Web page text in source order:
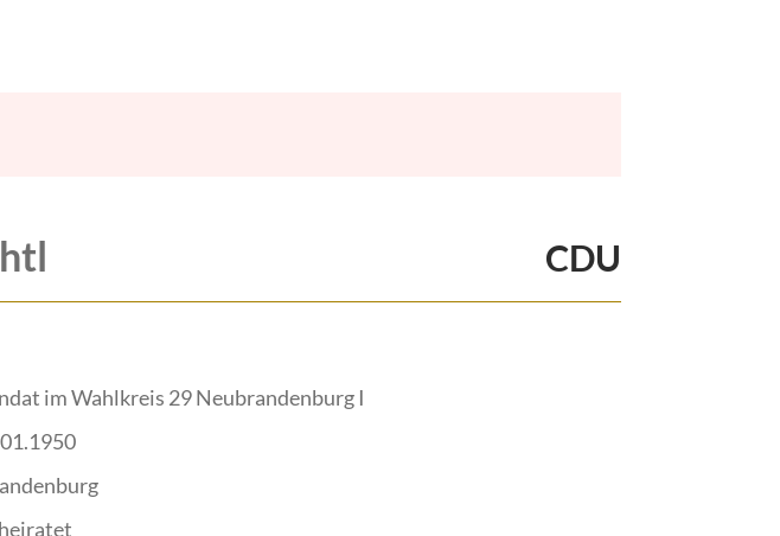
CDU
im Wahlkreis 29 Neubrandenburg I